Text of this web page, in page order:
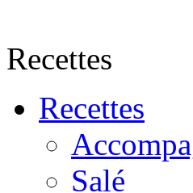
Recettes
Recettes
Salé